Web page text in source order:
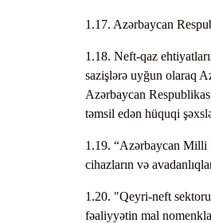
1.17. Azərbaycan
1.18. Neft-qaz
sazişlərə uyğun olaraq
Azərbaycan
təmsil edən hüquqi
1.19. “Azərbaycan Milli
cihazların və
1.20. "Qeyri-neft
fəaliyyətin mal